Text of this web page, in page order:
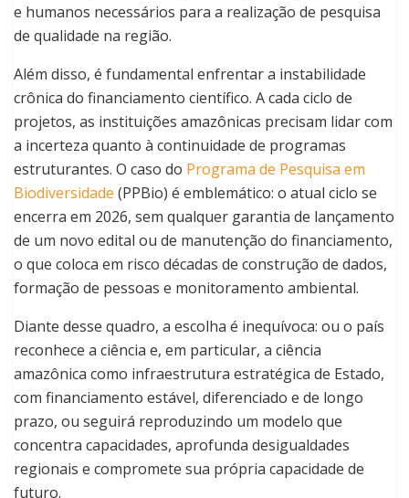
e humanos necessários para a realização de pesquisa
de qualidade na região.
Além disso, é fundamental enfrentar a instabilidade
crônica do financiamento científico. A cada ciclo de
projetos, as instituições amazônicas precisam lidar com
a incerteza quanto à continuidade de programas
estruturantes. O caso do Programa de Pesquisa em
Biodiversidade (PPBio) é emblemático: o atual ciclo se
encerra em 2026, sem qualquer garantia de lançamento
de um novo edital ou de manutenção do financiamento,
o que coloca em risco décadas de construção de dados,
formação de pessoas e monitoramento ambiental.
Diante desse quadro, a escolha é inequívoca: ou o país
reconhece a ciência e, em particular, a ciência
amazônica como infraestrutura estratégica de Estado,
com financiamento estável, diferenciado e de longo
prazo, ou seguirá reproduzindo um modelo que
concentra capacidades, aprofunda desigualdades
regionais e compromete sua própria capacidade de
futuro.